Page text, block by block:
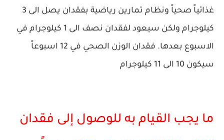
غذائياً صحياً ونظام تمارين رياضية بفقدان يصل الى 3
كيلوجرام ولكن سيعود لفقدان نصف الى 1 كيلوجرام في
الاسبوع بعدها. فقدان الوزن الصحي في 12 اسبوعاً
سيكون 10 الى 11 كيلوجرام
ما يجب القيام به للوصول إلى فقدان